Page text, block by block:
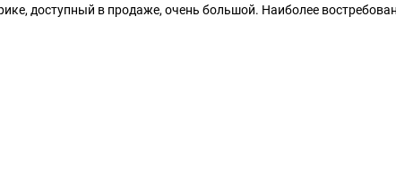
доступный в продаже, очень большой. Наиболее